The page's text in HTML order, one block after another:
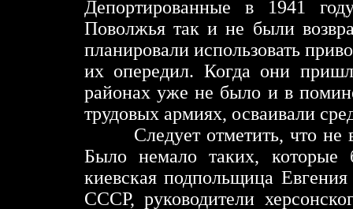
Депортированные в 1941
Поволжья так и не были
планировали использовать
их опередил. Когда они
районах уже не было и в
трудовых армиях, осваивали
Следует отметить, что не
Было немало таких, которые
киевская подпольщица
СССР, руководители